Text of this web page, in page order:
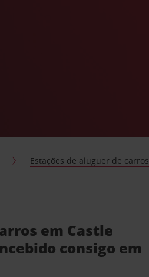
Estações de aluguer de carros
em Castle
consigo em